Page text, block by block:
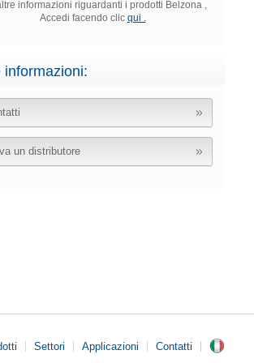
informazioni riguardanti i prodotti Belzona ,
Accedi facendo clic qui .
informazioni:
un distributore
Settori Applicazioni Contatti